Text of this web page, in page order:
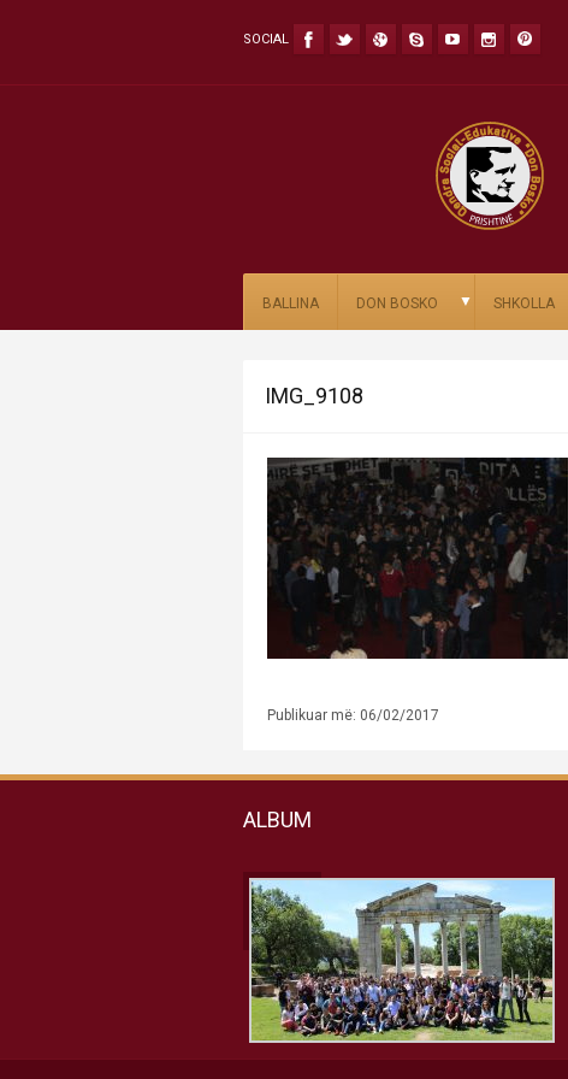
SOCIAL
BALLINA DON BOSKO ▼ SHKOLLA
IMG_9108
Publikuar më: 06/02/2017
ALBUM